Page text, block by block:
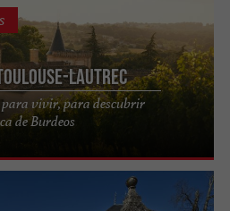
Lautrec
vivir, para descubrir
de Burdeos